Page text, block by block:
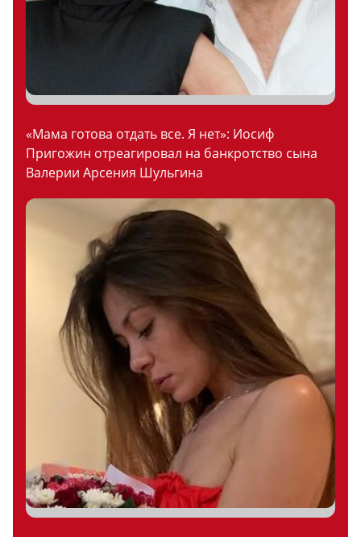
«Мама готова отдать все. Я нет»: Иосиф
Пригожин отреагировал на банкротство сына
Валерии Арсения Шульгина